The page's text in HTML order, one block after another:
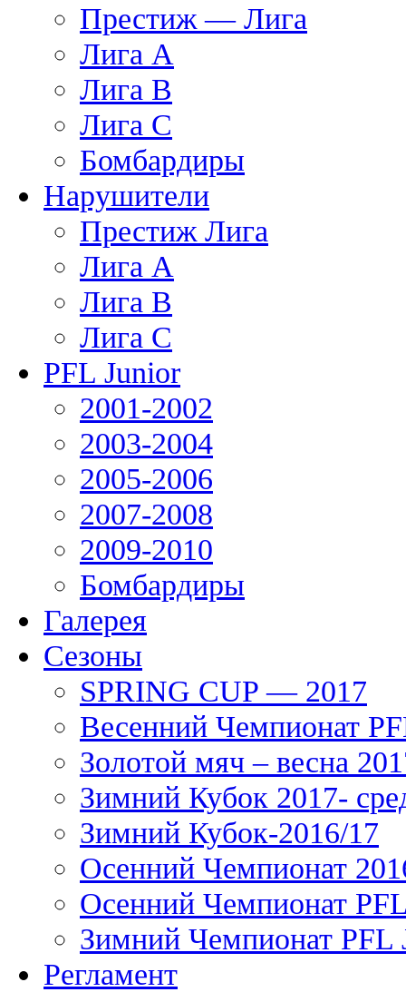
Престиж — Лига
Лига А
Лига В
Лига С
Бомбардиры
Нарушители
Престиж Лига
Лига А
Лига В
Лига С
PFL Junior
2001-2002
2003-2004
2005-2006
2007-2008
2009-2010
Бомбардиры
Галерея
Сезоны
SPRING CUP — 2017
Весенний Чемпионат
Золотой мяч – весна
Зимний Кубок 2017-
Зимний Кубок-2016/17
Осенний Чемпионат
Осенний Чемпионат
Зимний Чемпионат PFL
Регламент